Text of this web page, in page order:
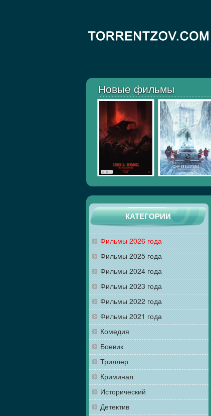
Новые фильмы
КАТЕГОРИИ
Фильмы 2026 года
Фильмы 2025 года
Фильмы 2024 года
Фильмы 2023 года
Фильмы 2022 года
Фильмы 2021 года
Комедия
Боевик
Триллер
Криминал
Исторический
Детектив